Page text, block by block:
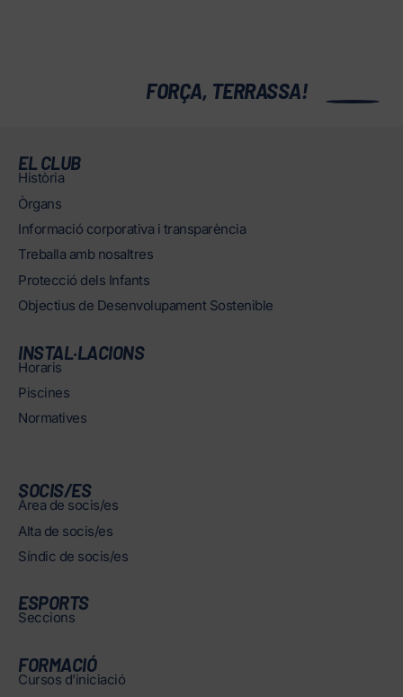
FORÇA, TERRASSA!
EL CLUB
Història
Òrgans
Informació corporativa i transparència
Treballa amb nosaltres
Protecció dels Infants
Objectius de Desenvolupament Sostenible
INSTAL·LACIONS
Horaris
Piscines
Normatives
SOCIS/ES
Àrea de socis/es
Alta de socis/es
Síndic de socis/es
ESPORTS
Seccions
FORMACIÓ
Cursos d’iniciació